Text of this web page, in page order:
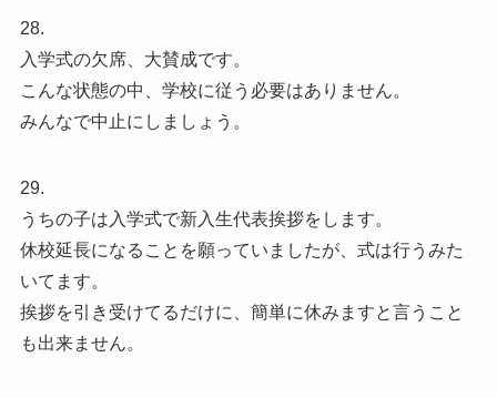
28.
入学式の欠席、大賛成です。
こんな状態の中、学校に従う必要はありません。
みんなで中止にしましょう。
29.
うちの子は入学式で新入生代表挨拶をします。
休校延長になることを願っていましたが、式は行うみた
いてます。
挨拶を引き受けてるだけに、簡単に休みますと言うこと
も出来ません。